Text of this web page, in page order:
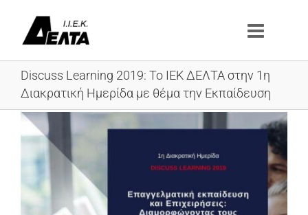
περιεχόμενο
Discuss Learning 2019: Το ΙΕΚ ΔΕΛΤΑ στην 1η
Διακρατική Ημερίδα με θέμα την Εκπαίδευση
Προβολή
μεγαλύτερης
εικόνας